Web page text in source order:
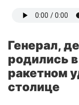
Генерал,
родились
ракетном
столице